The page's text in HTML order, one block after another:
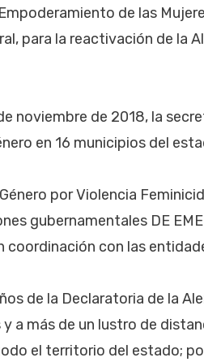
de las
para la reactivación de la
noviembre de 2018, la
en 16 municipios del
por Violencia
gubernamentales DE
coordinación con las
de la Declaratoria de la
a más de un lustro de
el territorio del estado;